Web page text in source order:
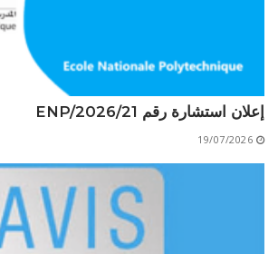
الأقــســــام الـتـحــضـيـريـــة
التربصات
نماذج ما بعد التدرج
ميثاق الأداب والأخلاقيات الجامعية
إعلان استشارة رقم 21/ENP/2026
19/07/2026